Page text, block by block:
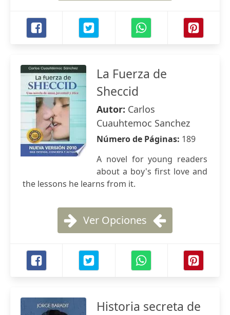
La Fuerza de
Sheccid
Autor: Carlos
Cuauhtemoc Sanchez
Número de Páginas: 189
A novel for young readers
about a boy's first love and
the lessons he learns from it.
Ver Opciones
Historia secreta de